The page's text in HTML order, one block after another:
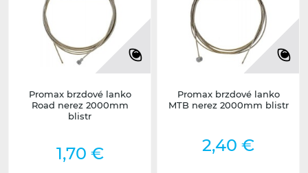
Promax brzdové lanko
Road nerez 2000mm
blistr
1,70 €
Promax brzdové lanko
MTB nerez 2000mm blistr
2,40 €